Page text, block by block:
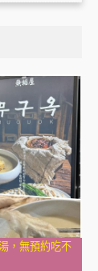
，無預約吃不